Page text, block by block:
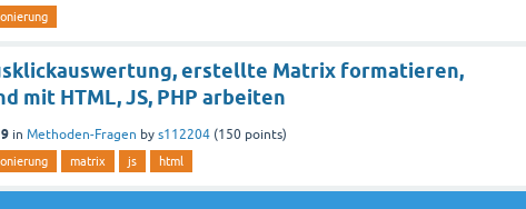
erstellte Matrix formatieren,
mit HTML, JS, PHP arbeiten
in Methoden-Fragen by s112204 (150 points)
matrix js html